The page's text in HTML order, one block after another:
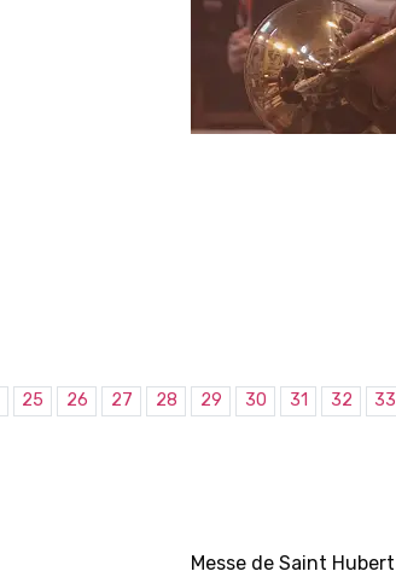
25 26 27 28 29 30 31 32 33
Messe de Saint Hubert